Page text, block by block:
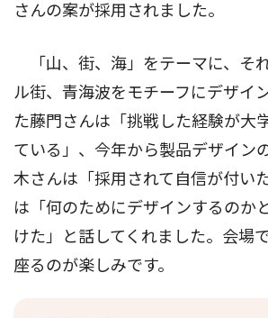
さんの案が採用されました。
「山、街、海」をテーマに、そ
ル街、青海波をモチーフにデザイ
た藤門さんは「挑戦した経験が大
ている」、今年から製品デザイン
木さんは「採用されて自信が付い
は「何のためにデザインするのか
けた」と話してくれました。会場
座るのが楽しみです。